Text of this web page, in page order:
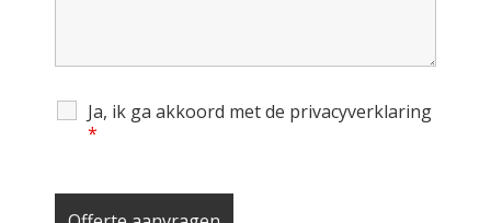
Ja, ik ga akkoord met de privacyverklaring
*